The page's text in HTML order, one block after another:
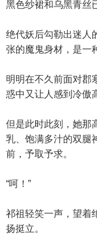
黑色纱裙和乌黑青丝
绝代妖后勾勒出迷人
张的魔鬼身材，是一
明明在不久前面对郡
惑中又让人感到冷傲
但是此时此刻，她那
乳、饱满多汁的双腿
前，予取予求。
“呵！”
祁祖轻笑一声，望着
扬挺立。